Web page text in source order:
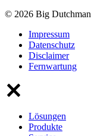
© 2026 Big Dutchman
Impressum
Datenschutz
Disclaimer
Fernwartung
Lösungen
Produkte